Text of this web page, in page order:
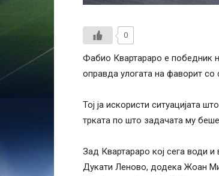
0
Фабио Квартараро е победник
оправда улогата на фаворит
Тој ја искористи ситуацијата
трката по што задачата му
Зад Квартараро кој сега води
Дукати Леново, додека Жоан